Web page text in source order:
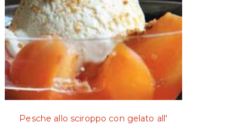
Pesche allo sciroppo con gelato all'